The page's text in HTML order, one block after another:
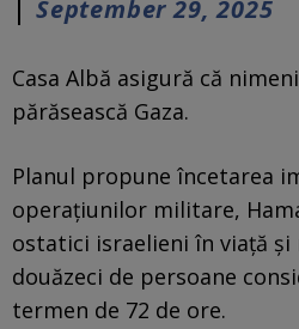
September 29, 2025
Casa Albă asigură că
părăsească Gaza.
Planul propune încetarea
operațiunilor militare,
ostatici israelieni în viață și
douăzeci de persoane
termen de 72 de ore.